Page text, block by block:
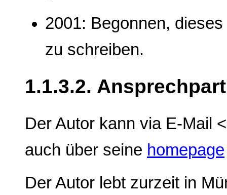
2001: Begonnen,
zu schreiben.
1.1.3.2.
Der Autor kann via E-Mail
auch über seine homepage
Der Autor lebt zurzeit in